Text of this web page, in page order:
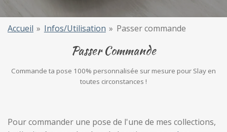
Accueil » Infos/Utilisation » Passer commande
Passer Commande
Commande ta pose 100% personnalisée sur mesure pour Slay en
toutes circonstances !
Pour commander une pose de l'une de mes collections,